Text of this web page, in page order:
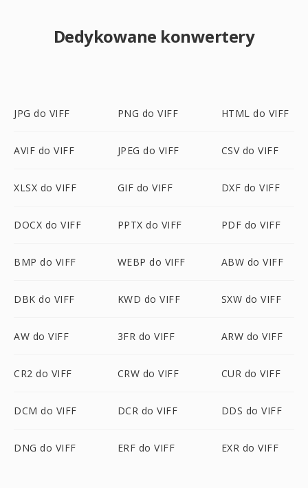
Dedykowane konwertery
JPG do VIFF PNG do VIFF HTML do VIFF
AVIF do VIFF JPEG do VIFF CSV do VIFF
XLSX do VIFF GIF do VIFF DXF do VIFF
DOCX do VIFF PPTX do VIFF PDF do VIFF
BMP do VIFF WEBP do VIFF ABW do VIFF
DBK do VIFF KWD do VIFF SXW do VIFF
AW do VIFF 3FR do VIFF ARW do VIFF
CR2 do VIFF CRW do VIFF CUR do VIFF
DCM do VIFF DCR do VIFF DDS do VIFF
DNG do VIFF ERF do VIFF EXR do VIFF